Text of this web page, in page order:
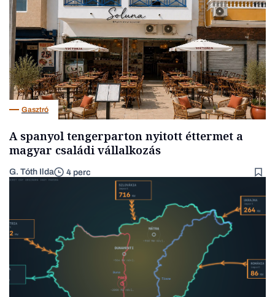
Gasztró
A spanyol tengerparton nyitott éttermet a
magyar családi vállalkozás
G. Tóth Ilda 4 perc